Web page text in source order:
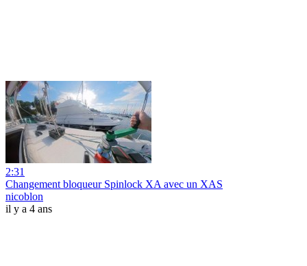
2:31
Changement bloqueur Spinlock XA avec un XAS
nicoblon
il y a 4 ans